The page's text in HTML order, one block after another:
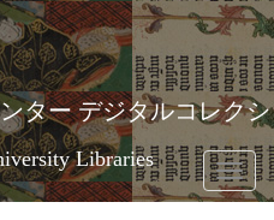
ター デジタルコレクシ
Libraries
Toggle